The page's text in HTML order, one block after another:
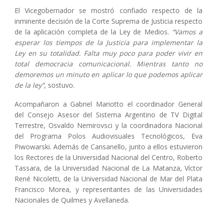
El Vicegobernador se mostró confiado respecto de la
inminente decisión de la Corte Suprema de Justicia respecto
de la aplicación completa de la Ley de Medios. “Vamos a
esperar los tiempos de la Justicia para implementar la
Ley en su totalidad. Falta muy poco para poder vivir en
total democracia comunicacional. Mientras tanto no
demoremos un minuto en aplicar lo que podemos aplicar
de la ley”, sostuvo.
Acompañaron a Gabriel Mariotto el coordinador General
del Consejo Asesor del Sistema Argentino de TV Digital
Terrestre, Osvaldo Nemirovsci y la coordinadora Nacional
del Programa Polos Audiovisuales Tecnológicos, Eva
Piwowarski. Además de Cansanello, junto a ellos estuvieron
los Rectores de la Universidad Nacional del Centro, Roberto
Tassara, de la Universidad Nacional de La Matanza, Víctor
René Nicoletti, de la Universidad Nacional de Mar del Plata
Francisco Morea, y representantes de las Universidades
Nacionales de Quilmes y Avellaneda.